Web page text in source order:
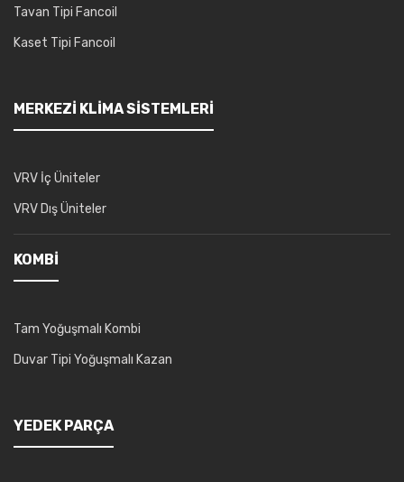
Tavan Tipi Fancoil
Kaset Tipi Fancoil
MERKEZI KLIMA SISTEMLERI
VRV İç Üniteler
VRV Dış Üniteler
KOMBI
Tam Yoğuşmalı Kombi
Duvar Tipi Yoğuşmalı Kazan
YEDEK PARÇA